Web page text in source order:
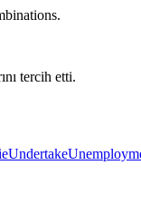
tercih etti.
Undertake